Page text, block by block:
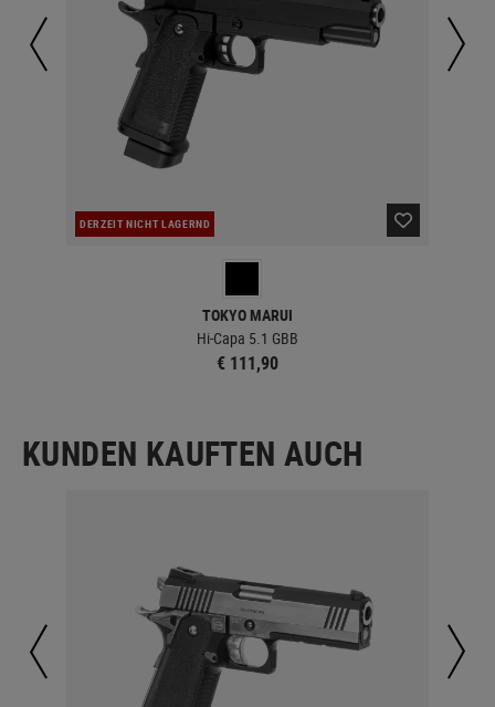
DERZEIT NICHT LAGERND
TOKYO MARUI
Hi-Capa 5.1 GBB
€ 111,90
KUNDEN KAUFTEN AUCH